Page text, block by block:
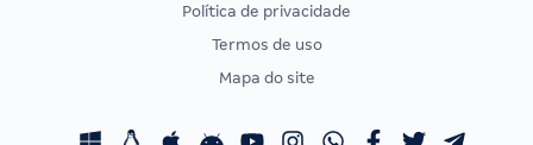
CONCURSOS POR PROFISSÃO
Concursos Fiscais
EXAME DE ORDEM
Calendário OAB
Política de privacidade
Termos de uso
Mapa do site